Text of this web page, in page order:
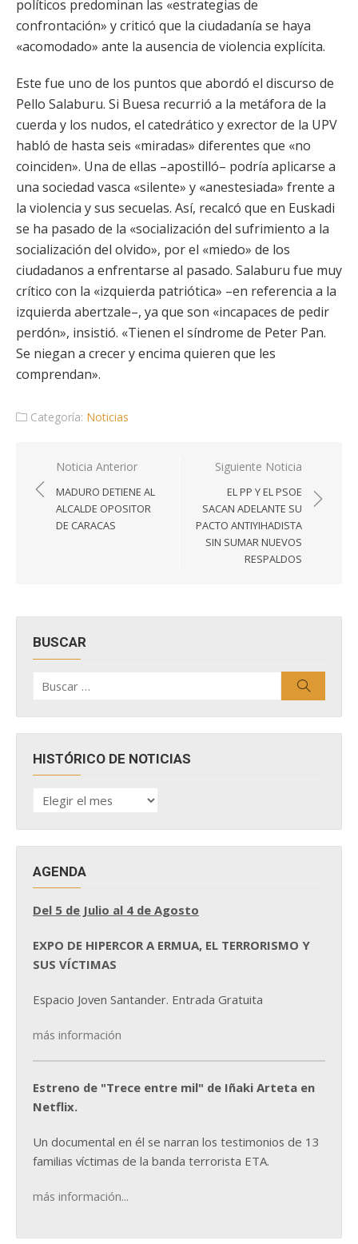
políticos predominan las «estrategias de
confrontación» y criticó que la ciudadanía se haya
«acomodado» ante la ausencia de violencia explícita.
Este fue uno de los puntos que abordó el discurso de
Pello Salaburu. Si Buesa recurrió a la metáfora de la
cuerda y los nudos, el catedrático y exrector de la UPV
habló de hasta seis «miradas» diferentes que «no
coinciden». Una de ellas –apostilló– podría aplicarse a
una sociedad vasca «silente» y «anestesiada» frente a
la violencia y sus secuelas. Así, recalcó que en Euskadi
se ha pasado de la «socialización del sufrimiento a la
socialización del olvido», por el «miedo» de los
ciudadanos a enfrentarse al pasado. Salaburu fue muy
crítico con la «izquierda patriótica» –en referencia a la
izquierda abertzale–, ya que son «incapaces de pedir
perdón», insistió. «Tienen el síndrome de Peter Pan.
Se niegan a crecer y encima quieren que les
comprendan».
Categoría: Noticias
Navegación
de
entradas
Noticia Anterior
MADURO DETIENE AL
ALCALDE OPOSITOR
DE CARACAS
Siguiente Noticia
EL PP Y EL PSOE
SACAN ADELANTE SU
PACTO ANTIYIHADISTA
SIN SUMAR NUEVOS
RESPALDOS
BUSCAR
por:
HISTÓRICO DE NOTICIAS
HISTÓRICO
DE
AGENDA
Del 5 de Julio al 4 de Agosto
EXPO DE HIPERCOR A ERMUA, EL TERRORISMO Y
SUS VÍCTIMAS
Espacio Joven Santander. Entrada Gratuita
más información
Estreno de "Trece entre mil" de Iñaki Arteta en
Netflix.
Un documental en él se narran los testimonios de 13
familias víctimas de la banda terrorista ETA.
más información...